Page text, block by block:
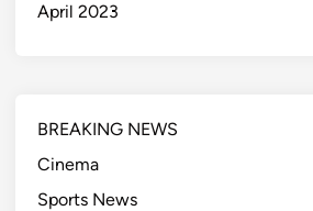
April 2023
BREAKING NEWS
Cinema
Sports News